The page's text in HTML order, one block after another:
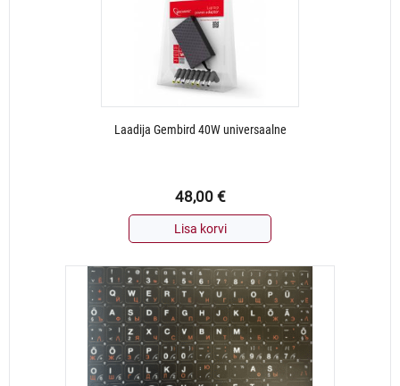
Laadija Gembird 40W universaalne
48,00 €
Lisa korvi